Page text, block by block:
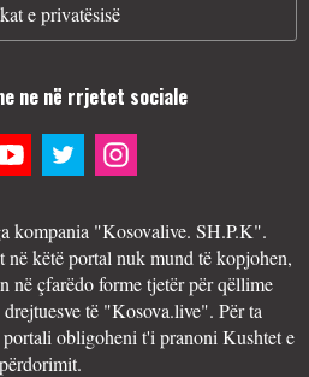
e privatësisë
ne në rrjetet sociale
kompania "Kosovalive. SH.P.K".
këtë portal nuk mund të kopjohen,
në çfarëdo forme tjetër për qëllime
të "Kosova.live". Për ta
obligoheni t'i pranoni Kushtet e
përdorimit.